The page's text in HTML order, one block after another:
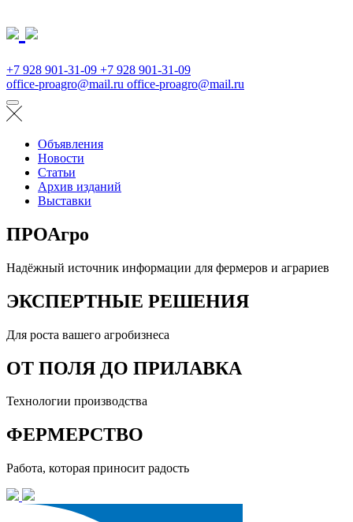
+7 928 901-31-09 +7 928 901-31-09
office-proagro@mail.ru office-proagro@mail.ru
Объявления
Новости
Статьи
Архив изданий
Выставки
ПРОАгро
Надёжный источник информации для фермеров и аграриев
ЭКСПЕРТНЫЕ РЕШЕНИЯ
Для роста вашего агробизнеса
ОТ ПОЛЯ ДО ПРИЛАВКА
Технологии производства
ФЕРМЕРСТВО
Работа, которая приносит радость